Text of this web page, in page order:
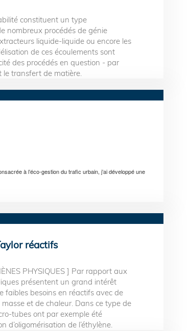
constituent un type
nombreux procédés de génie
liquide-liquide ou encore les
de ces écoulements sont
des procédés en question - par
le transfert de matière.
à l’éco-gestion du trafic urbain, j’ai développé une
réactifs
PHYSIQUES ] Par rapport aux
présentent un grand intérêt
faibles besoins en réactifs avec de
et de chaleur. Dans ce type de
tubes ont par exemple été
d’oligomérisation de l’éthylène.